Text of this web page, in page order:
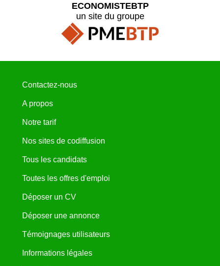
ECONOMISTEBTP
un site du groupe
Contactez-nous
A propos
Notre tarif
Nos sites de codiffusion
Tous les candidats
Toutes les offres d'emploi
Déposer un CV
Déposer une annonce
Témoignages utilisateurs
Informations légales